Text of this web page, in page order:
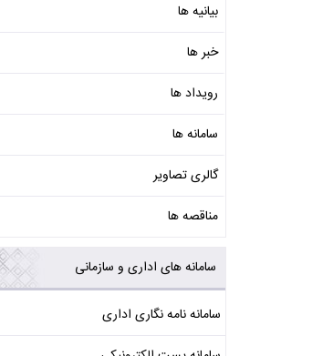
بیانیه ها
خبر ها
رویداد ها
سامانه ها
گالری تصاویر
مناقصه ها
سامانه های اداری و سازمانی
سامانه نامه نگاری اداری